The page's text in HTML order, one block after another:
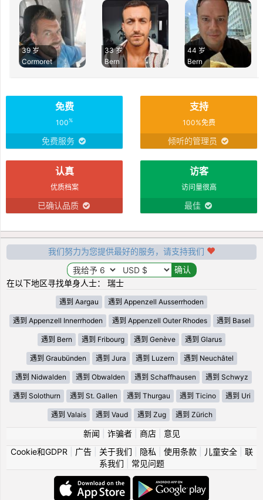
39 岁
Cormoret
33 岁
Bern
44 岁
Bern
免费
100%
免费服务
支持
100%免费
倾听的管理员
认真
优质档案
已确认品质
访客
访问量很高
最佳
我们努力为您提供最好的服务，请支持我们
在以下地区寻找单身人士： 瑞士
遇到 Aargau 遇到 Appenzell Ausserrhoden
遇到 Appenzell Innerrhoden 遇到 Appenzell Outer Rhodes 遇到 Basel
遇到 Bern 遇到 Fribourg 遇到 Genève 遇到 Glarus
遇到 Graubünden 遇到 Jura 遇到 Luzern 遇到 Neuchâtel
遇到 Nidwalden 遇到 Obwalden 遇到 Schaffhausen 遇到 Schwyz
遇到 Solothurn 遇到 St. Gallen 遇到 Thurgau 遇到 Ticino 遇到 Uri
遇到 Valais 遇到 Vaud 遇到 Zug 遇到 Zürich
新闻 诈骗者| 商店| 意见
Cookie和GDPR
广告| 关于我们 隐私 使用条款| 儿童安全| 联
系我们
常见问题